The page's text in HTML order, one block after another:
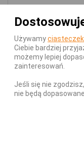
Używamyciasteczek
Ciebie bardziej
możemy lepiej
zainteresowań.
Jeśli się nie
nie będą